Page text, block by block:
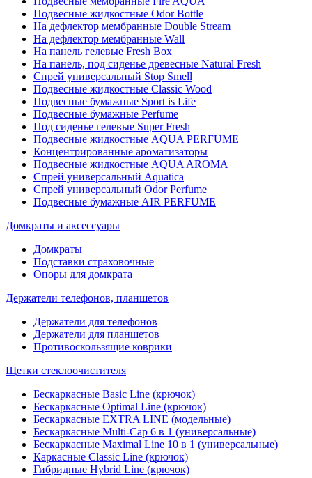
Подвесные жидкостные Odor Bottle
На дефлектор мембранные Double Stream
На дефлектор мембранные Wall
На панель гелевые Fresh Box
На панель, под сиденье древесные Natural Fresh
Спрей универсальный Stop Smell
Подвесные жидкостные Classic Wood
Подвесные бумажные Sport is Life
Подвесные бумажные Perfume
Под сиденье гелевые Super Fresh
Подвесные жидкостные AQUA PERFUME
Концентрированные ароматизаторы
Подвесные жидкостные AQUA AROMA
Спрей универсальный Aquatica
Спрей универсальный Odor Perfume
Подвесные бумажные AIR PERFUME
Домкраты и аксессуары
Домкраты
Подставки страховочные
Опоры для домкрата
Держатели телефонов, планшетов
Держатели для телефонов
Держатели для планшетов
Противоскользящие коврики
Щетки стеклоочистителя
Бескаркасные Basic Line (крючок)
Бескаркасные Optimal Line (крючок)
Бескаркасные EXTRA LINE (модельные)
Бескаркасные Multi-Cap 6 в 1 (универсальные)
Бескаркасные Maximal Line 10 в 1 (универсальные)
Каркасные Classic Line (крючок)
Гибридные Hybrid Line (крючок)